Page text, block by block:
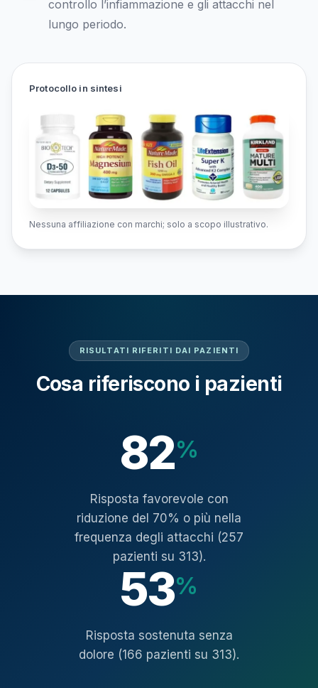
controllo l’infiammazione e gli attacchi nel
lungo periodo.
Protocollo in sintesi
Nessuna affiliazione con marchi; solo a scopo illustrativo.
RISULTATI RIFERITI DAI PAZIENTI
Cosa riferiscono i pazienti
82%
Risposta favorevole con
riduzione del 70% o più nella
frequenza degli attacchi (257
pazienti su 313).
53%
Risposta sostenuta senza
dolore (166 pazienti su 313).